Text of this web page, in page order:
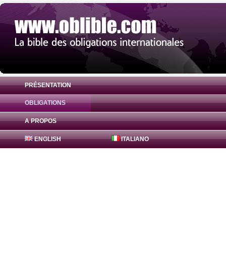
PRÉSENTATION
OBLIGATIONS
A PROPOS
ENGLISH ITALIANO
Obligation Freddie Mac Bonds 2% (